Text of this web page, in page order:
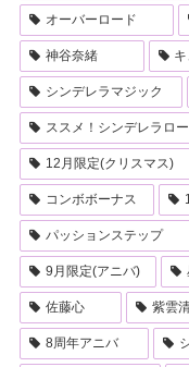
オーバーロード
神谷奈緒
シンデレラマジック
ススメ！シンデレラロ
12月限定(クリスマス)
コンボボーナス
パッションステップ
9月限定(アニバ)
佐藤心 紫雲
8周年アニバ